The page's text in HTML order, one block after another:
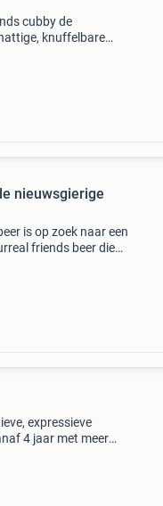
cubby de
knuffelbare
nieuwsgierige
is op zoek naar een
friends beer die
expressieve
4 jaar met meer